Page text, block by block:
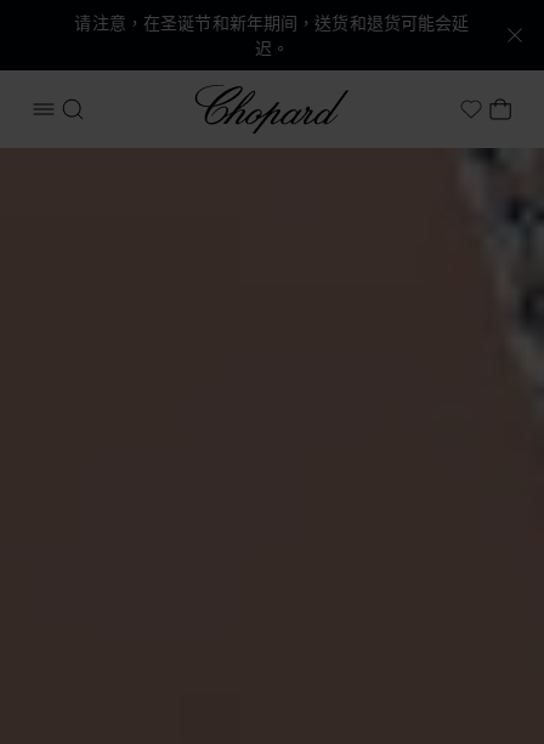
请注意，在圣诞节和新年期间，送货和退货可能会延
迟。
打开菜单
搜索 Chopard My我